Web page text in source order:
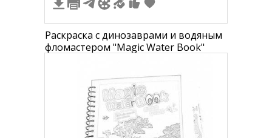
Раскраска с динозаврами и водяным
фломастером "Magic Water Book"